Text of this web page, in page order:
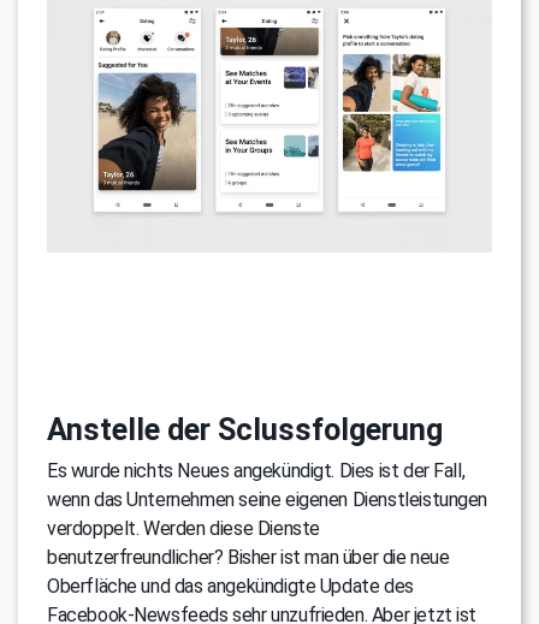
Anstelle der Sclussfolgerung
Es wurde nichts Neues angekündigt. Dies ist der Fall,
wenn das Unternehmen seine eigenen Dienstleistungen
verdoppelt. Werden diese Dienste
benutzerfreundlicher? Bisher ist man über die neue
Oberfläche und das angekündigte Update des
Facebook-Newsfeeds sehr unzufrieden. Aber jetzt ist